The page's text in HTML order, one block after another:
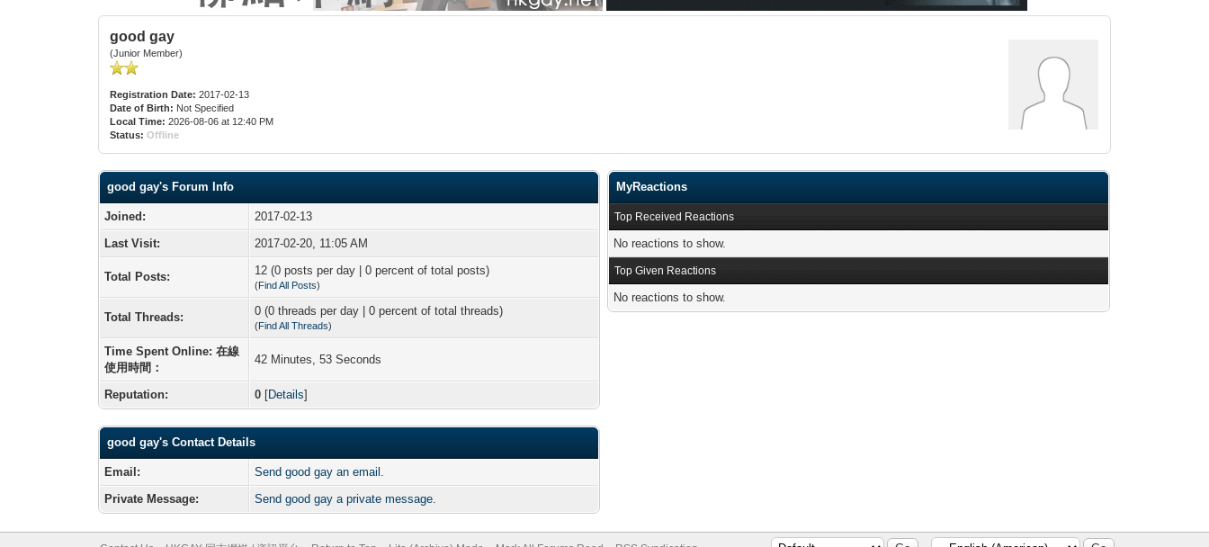
good gay
(Junior Member)
Registration Date: 2017-02-13
Date of Birth: Not Specified
Local Time: 2026-08-06 at 12:40 PM
Status: Offline
good gay's Forum Info
Joined:
2017-02-13
Last Visit:
2017-02-20, 11:05 AM
Total Posts: 12 (0 posts per day | 0 percent of total posts)
(Find All Posts)
Total Threads: 0 (0 threads per day | 0 percent of total threads)
(Find All Threads)
Time Spent Online: 在線
使用時間：
42 Minutes, 53 Seconds
Reputation: 0 [Details]
good gay's Contact Details
Email:
Send good gay an email.
Private Message:
Send good gay a private message.
MyReactions
Top Received Reactions
No reactions to show.
Top Given Reactions
No reactions to show.